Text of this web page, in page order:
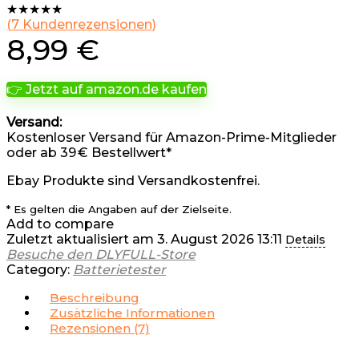
★★★★★
(7 Kundenrezensionen)
8,99 €
👉 Jetzt auf amazon.de kaufen
Versand:
Kostenloser Versand für Amazon-Prime-Mitglieder
oder ab 39 € Bestellwert*
Ebay Produkte sind Versandkostenfrei.
* Es gelten die Angaben auf der Zielseite.
Add to compare
Zuletzt aktualisiert am 3. August 2026 13:11 Details
Besuche den DLYFULL-Store
Category: Batterietester
Beschreibung
Zusätzliche Informationen
Rezensionen (7)